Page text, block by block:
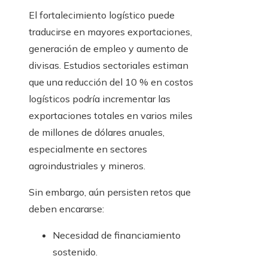
El fortalecimiento logístico puede
traducirse en mayores exportaciones,
generación de empleo y aumento de
divisas. Estudios sectoriales estiman
que una reducción del 10 % en costos
logísticos podría incrementar las
exportaciones totales en varios miles
de millones de dólares anuales,
especialmente en sectores
agroindustriales y mineros.
Sin embargo, aún persisten retos que
deben encararse:
Necesidad de financiamiento
sostenido.